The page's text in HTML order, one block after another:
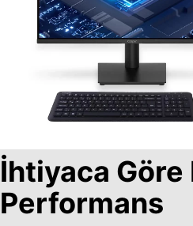
İhtiyaca
Performans